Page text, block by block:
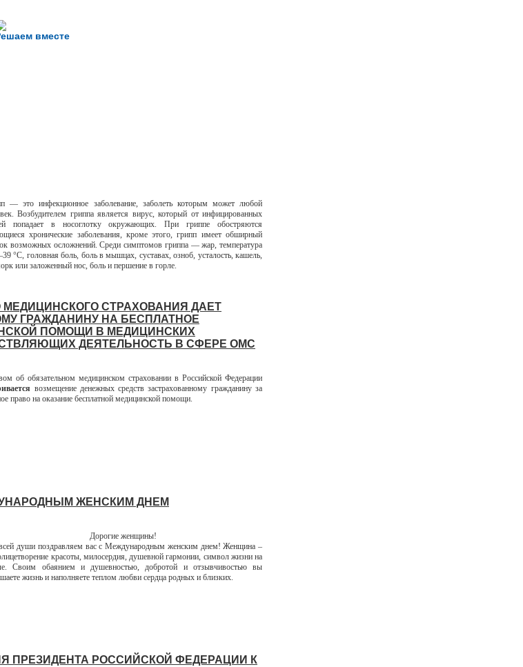
вместе
— это инфекционное заболевание, заболеть которым может любой
Возбудителем гриппа является вирус, который от инфицированных
попадает в носоглотку окружающих. При гриппе обостряются
хронические заболевания, кроме этого, грипп имеет обширный
возможных осложнений. Среди симптомов гриппа — жар, температура
°С, головная боль, боль в мышцах, суставах, озноб, усталость, кашель,
или заложенный нос, боль и першение в горле.
СТРАХОВАНИЯ ДАЕТ
ГРАЖДАНИНУ НА БЕСПЛАТНОЕ
ПОМОЩИ В МЕДИЦИНСКИХ
ДЕЯТЕЛЬНОСТЬ В СФЕРЕ ОМС
об обязательном медицинском страховании в Российской Федерации
возмещение денежных средств застрахованному гражданину за
право на оказание бесплатной медицинской помощи.
ЖЕНСКИМ ДНЕМ
Дорогие женщины!
души поздравляем вас с Международным женским днем! Женщина –
красоты, милосердия, душевной гармонии, символ жизни на
Своим обаянием и душевностью, добротой и отзывчивостью вы
жизнь и наполняете теплом любви сердца родных и близких.
ПРЕЗИДЕНТА РОССИЙСКОЙ ФЕДЕРАЦИИ К